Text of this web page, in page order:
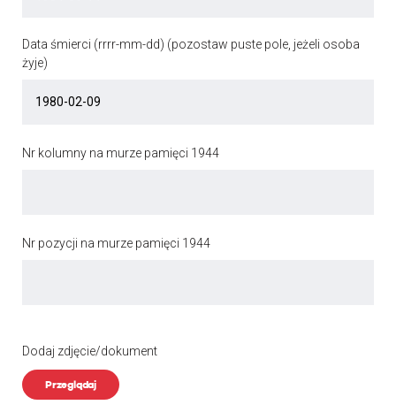
Data śmierci (rrrr-mm-dd) (pozostaw puste pole, jeżeli osoba
żyje)
Nr kolumny na murze pamięci 1944
Nr pozycji na murze pamięci 1944
Dodaj zdjęcie/dokument
Przeglądaj